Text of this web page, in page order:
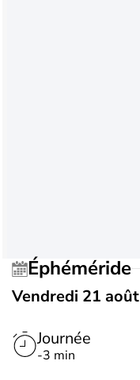
Éphéméride
Vendredi 21 août
Journée
-3 min